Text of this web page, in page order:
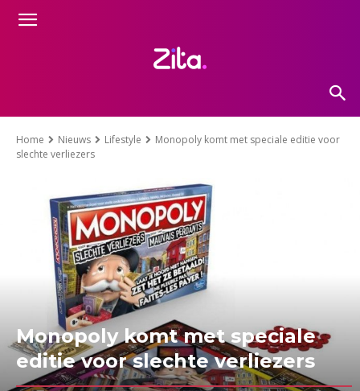
Home Nieuws Lifestyle
Monopoly komt met speciale editie voor
slechte verliezers
Monopoly komt met speciale
editie voor slechte verliezers